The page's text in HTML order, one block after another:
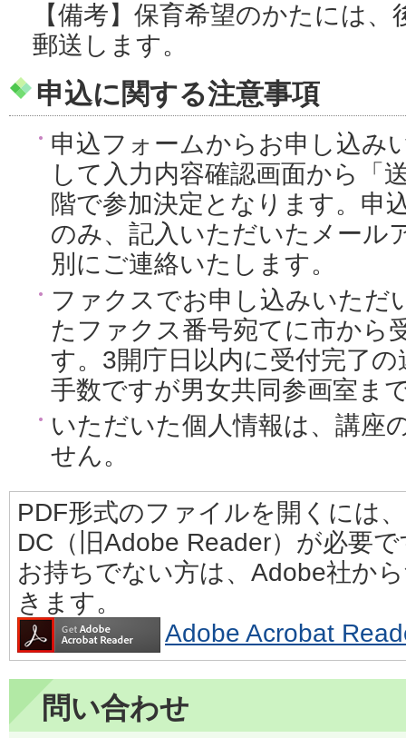
【備考】保育希望のかたには
郵送します。
申込に関する注意事項
申込フォームからお申し込み
して入力内容確認画面から「
階で参加決定となります。申
のみ、記入いただいたメール
別にご連絡いたします。
ファクスでお申し込みいただ
たファクス番号宛てに市から
す。3開庁日以内に受付完了
手数ですが男女共同参画室ま
いただいた個人情報は、講座
せん。
PDF形式のファイルを開くには
DC（旧Adobe Reader）が必要
お持ちでない方は、Adobe社か
きます。
Adobe Acrobat
問い合わせ